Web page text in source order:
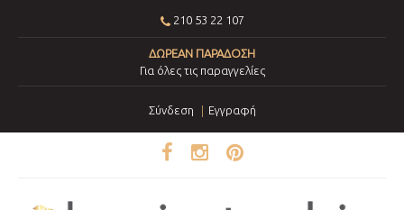
210 53 22 107
ΔΩΡΕΑΝ ΠΑΡΑΔΟΣΗ
Για όλες τις παραγγελίες
Σύνδεση Εγγραφή